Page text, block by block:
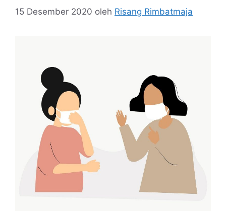
15 Desember 2020 oleh Risang Rimbatmaja